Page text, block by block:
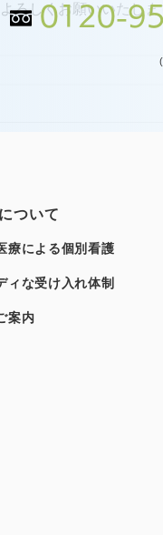
ろしくお願いいたしま
0120-
ついて
療による個別看護
ィな受け⼊れ体制
案内